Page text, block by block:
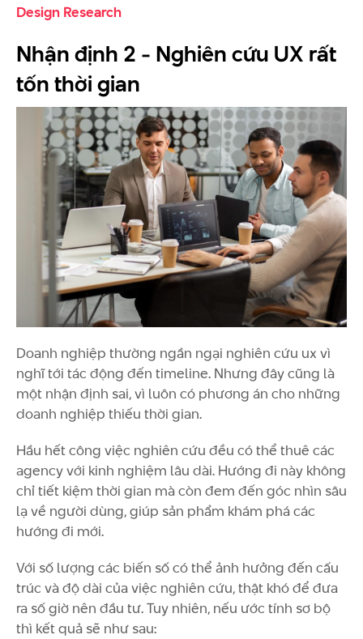
Design Research
Nhận định 2 - Nghiên cứu UX rất
tốn thời gian
Doanh nghiệp thường ngần ngại nghiên cứu ux vì
nghĩ tới tác động đến timeline. Nhưng đây cũng là
một nhận định sai, vì luôn có phương án cho những
doanh nghiệp thiếu thời gian.
Hầu hết công việc nghiên cứu đều có thể thuê các
agency với kinh nghiệm lâu dài. Hướng đi này không
chỉ tiết kiệm thời gian mà còn đem đến góc nhìn sâu
lạ về người dùng, giúp sản phẩm khám phá các
hướng đi mới.
Với số lượng các biến số có thể ảnh hưởng đến cấu
trúc và độ dài của việc nghiên cứu, thật khó để đưa
ra số giờ nên đầu tư. Tuy nhiên, nếu ước tính sơ bộ
thì kết quả sẽ như sau: